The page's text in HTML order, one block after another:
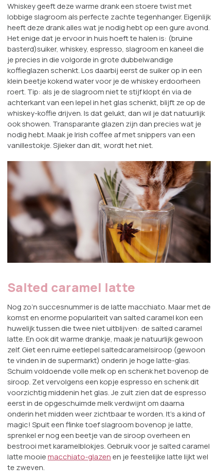
Whiskey geeft deze warme drank een stoere twist met
lobbige slagroom als perfecte zachte tegenhanger. Eigenlijk
heeft deze drank alles wat je nodig hebt op een gure avond.
Het enige dat je ervoor in huis hoeft te halen is: (bruine
basterd)suiker, whiskey, espresso, slagroom en kaneel die
je precies in die volgorde in grote dubbelwandige
koffieglazen schenkt. Los daarbij eerst de suiker op in een
klein beetje kokend water voor je de whiskey erdoorheen
roert. Tip: als je de slagroom niet te stijf klopt én via de
achterkant van een lepel in het glas schenkt, blijft ze op de
whiskey-koffie drijven. Is dat gelukt, dan wil je dat natuurlijk
ook showen. Transparante glazen zijn dan precies wat je
nodig hebt. Maak je Irish coffee af met snippers van een
vanillestokje. Sjieker dan dit, wordt het niet.
Salted caramel latte
Nog zo’n succesnummer is de latte macchiato. Maar met de
komst en enorme populariteit van salted caramel kon een
huwelijk tussen die twee niet uitblijven: de salted caramel
latte. En ook dit warme drankje, maak je natuurlijk gewoon
zelf. Giet een ruime eetlepel saltedcaramelsiroop (gewoon
te vinden in de supermarkt) onderin je hoge latte-glas.
Schuim voldoende volle melk op en schenk het bovenop de
siroop. Zet vervolgens een kopje espresso en schenk dit
voorzichtig middenin het glas. Je zult zien dat de espresso
eerst in de opgeschuimde melk verdwijnt om daarna
onderin het midden weer zichtbaar te worden. It’s a kind of
magic! Spuit een flinke toef slagroom bovenop je latte,
sprenkel er nog een beetje van de siroop overheen en
bestrooi met karamelblokjes. Gebruik voor je salted caramel
latte mooiemacchiato-glazenen je feestelijke latte lijkt wel
te zweven.